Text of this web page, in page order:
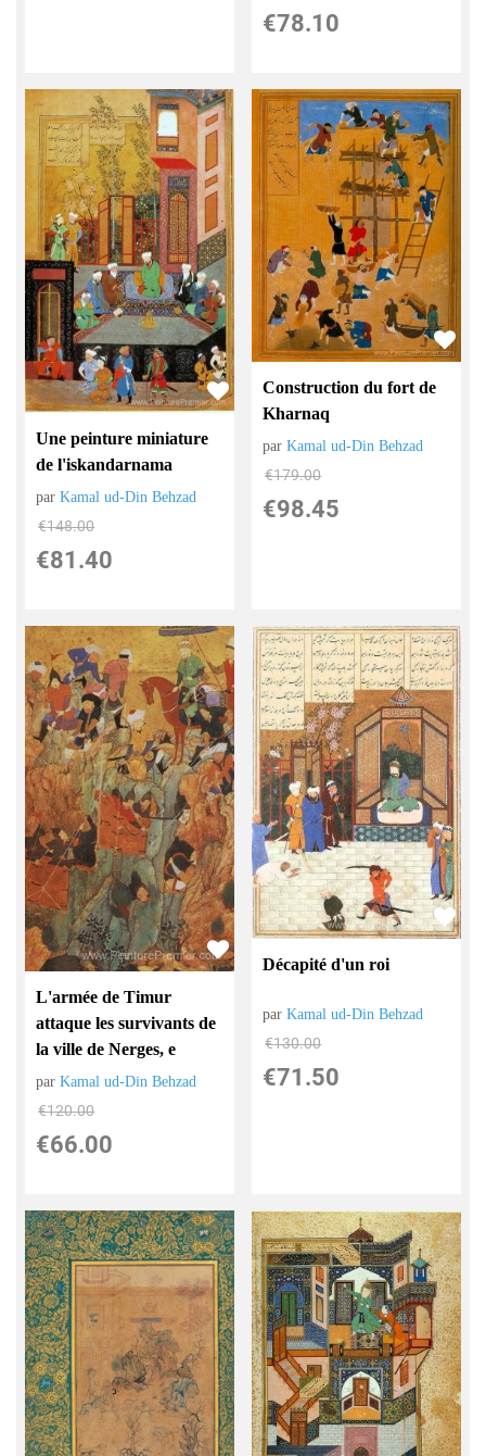
€78.10
Une peinture miniature
de l'iskandarnama
parKamal ud-Din Behzad
€148.00
€81.40
Construction du fort de
Kharnaq
parKamal ud-Din Behzad
€179.00
€98.45
L'armée de Timur
attaque les survivants de
la ville de Nerges, e
parKamal ud-Din Behzad
€120.00
€66.00
Décapité d'un roi
parKamal ud-Din Behzad
€130.00
€71.50